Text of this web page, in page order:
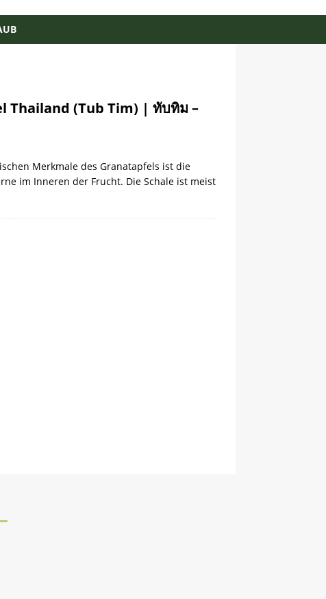
Thailand (Tub Tim) | ทับทิม –
Merkmale des Granatapfels ist die
im Inneren der Frucht. Die Schale ist meist